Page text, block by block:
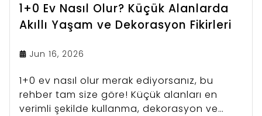
1+0 Ev Nasıl Olur? Küçük Alanlarda
Akıllı Yaşam ve Dekorasyon Fikirleri
Jun 16, 2026
1+0 ev nasıl olur merak ediyorsanız, bu
rehber tam size göre! Küçük alanları en
verimli şekilde kullanma, dekorasyon ve